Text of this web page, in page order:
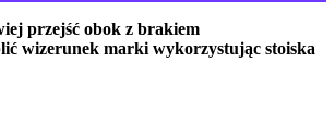
przejść obok z brakiem
wizerunek marki wykorzystując stoiska